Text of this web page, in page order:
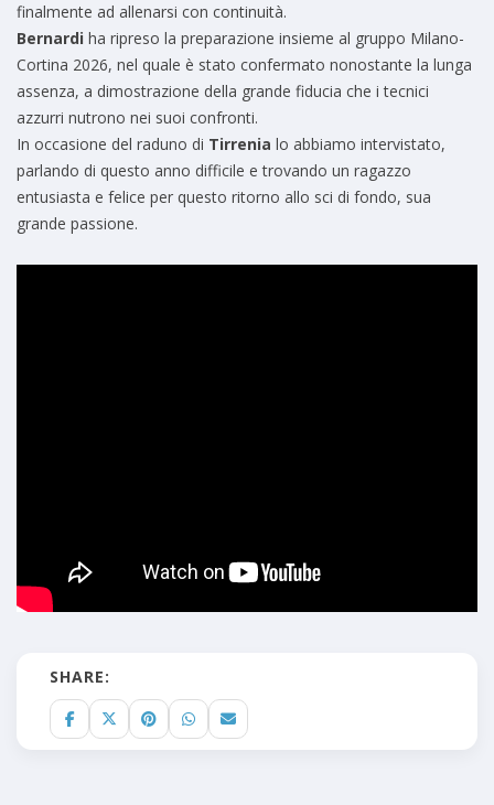
finalmente ad allenarsi con continuità.
Bernardi ha ripreso la preparazione insieme al gruppo Milano-
Cortina 2026, nel quale è stato confermato nonostante la lunga
assenza, a dimostrazione della grande fiducia che i tecnici
azzurri nutrono nei suoi confronti.
In occasione del raduno di Tirrenia lo abbiamo intervistato,
parlando di questo anno difficile e trovando un ragazzo
entusiasta e felice per questo ritorno allo sci di fondo, sua
grande passione.
SHARE: